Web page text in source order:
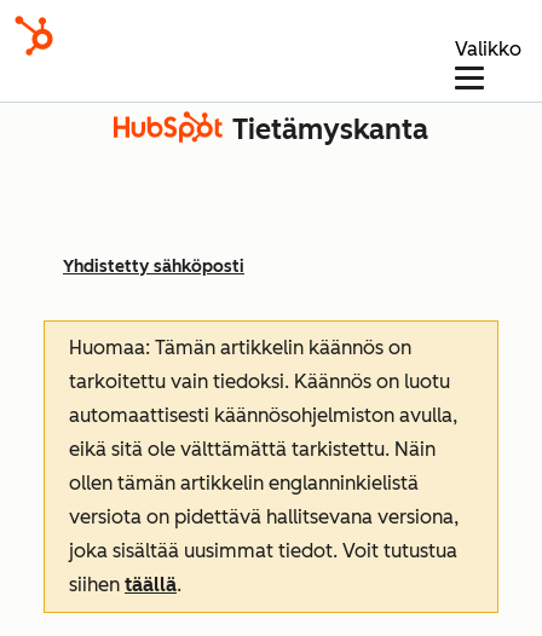
Valikko
Tietämyskanta
Yhdistetty sähköposti
Huomaa: Tämän artikkelin käännös on
tarkoitettu vain tiedoksi. Käännös on luotu
automaattisesti käännösohjelmiston avulla,
eikä sitä ole välttämättä tarkistettu. Näin
ollen tämän artikkelin englanninkielistä
versiota on pidettävä hallitsevana versiona,
joka sisältää uusimmat tiedot. Voit tutustua
siihen täällä.